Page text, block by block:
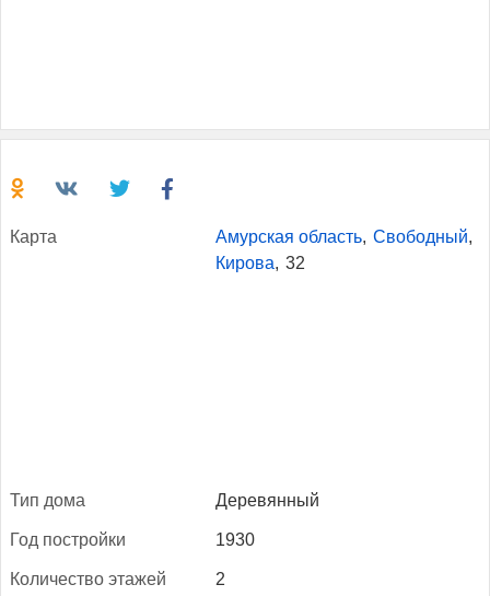
Кар­та Амурская область, Свободный,
Кирова, 32
Тип до­ма Деревянный
Год пос­трой­ки 1930
Ко­личес­тво эта­жей 2